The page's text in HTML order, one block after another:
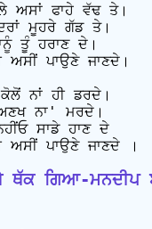
ਅਸਾਂ ਫਾਹੇ ਵੱਢ ਤੇ।
ਮੂਹਰੇ ਗੱਡ ਤੇ।
ਤੂੰ ਹਰਾਣ ਦੇ।
ਪਾਉਣੇ ਜਾਣਦੇ।
ਨਾਂ ਹੀ ਡਰਦੇ।
ਨਾ' ਮਰਦੇ।
ਸਾਡੇ ਹਾਣ ਦੇ
ਥੱਕ ਗਿਆ-ਮਨਦੀਪ